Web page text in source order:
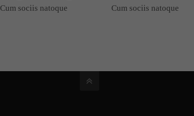
Cum sociis natoque Cum sociis natoque